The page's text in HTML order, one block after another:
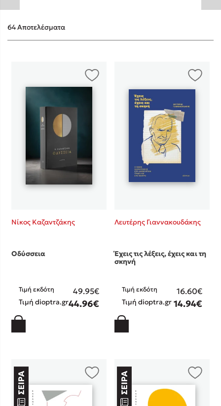
Το λεξικό της ζωής σου
Κώστας Κρομμύδας
Το λιμάνι μου είσαι εσύ
Ένας γίγαντας στο σχολείο
Δανάη Δεληγεώργη
64 Αποτελέσματα
Νίκος Καζαντζάκης
Οδύσσεια
Τιμή εκδότη 49.95€
Τιμή dioptra.gr44.96€
Λευτέρης Γιαννακουδάκης
Έχεις τις λέξεις, έχεις και τη
σκηνή
Τιμή εκδότη 16.60€
Τιμή dioptra.gr 14.94€